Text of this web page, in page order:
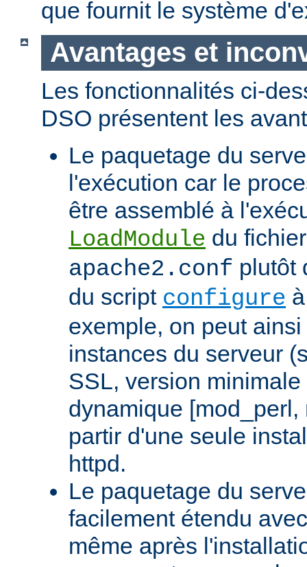
que fournit le système
Avantages et
Les fonctionnalités ci-
DSO présentent les
Le paquetage du
l'exécution car le
être assemblé à
LoadModule du
apache2.conf plutôt
du script configure
exemple, on peut
instances du serveur
SSL, version
dynamique
partir d'une seule
httpd.
Le paquetage du
facilement étendu
même après